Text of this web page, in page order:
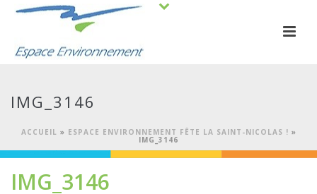
IMG_3146
ACCUEIL » ESPACE ENVIRONNEMENT FÊTE LA SAINT-NICOLAS ! »
IMG_3146
IMG_3146